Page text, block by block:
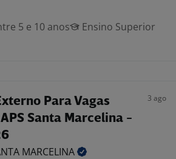
5 e 10 anos
Ensino Superior
Para Vagas
Santa Marcelina -
3 ago
MARCELINA